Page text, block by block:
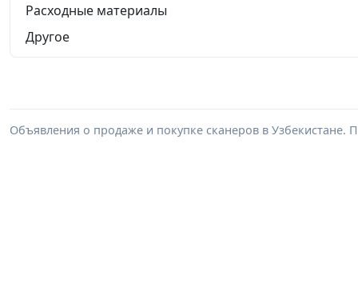
Расходные материалы
Другое
Объявления о продаже и покупке сканеров в